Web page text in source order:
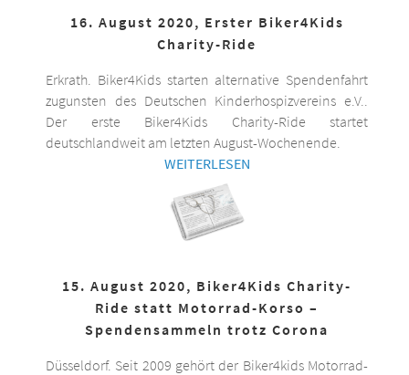
16. August 2020, Erster Biker4Kids
Charity-Ride
Erkrath. Biker4Kids starten alternative Spendenfahrt
zugunsten des Deutschen Kinderhospizvereins e.V..
Der erste Biker4Kids Charity-Ride startet
deutschlandweit am letzten August-Wochenende.
WEITERLESEN
15. August 2020, Biker4Kids Charity-
Ride statt Motorrad-Korso –
Spendensammeln trotz Corona
Düsseldorf. Seit 2009 gehört der Biker4kids Motorrad-